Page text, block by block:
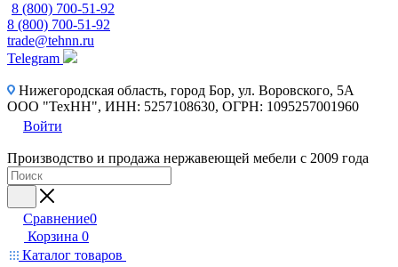
8 (800) 700-51-92
8 (800) 700-51-92
trade@tehnn.ru
Telegram
Нижегородская область, город Бор, ул. Воровского, 5А
ООО "ТехНН", ИНН: 5257108630, ОГРН: 1095257001960
Войти
Производство и продажа нержавеющей мебели с 2009 года
Сравнение0
Корзина 0
Каталог товаров